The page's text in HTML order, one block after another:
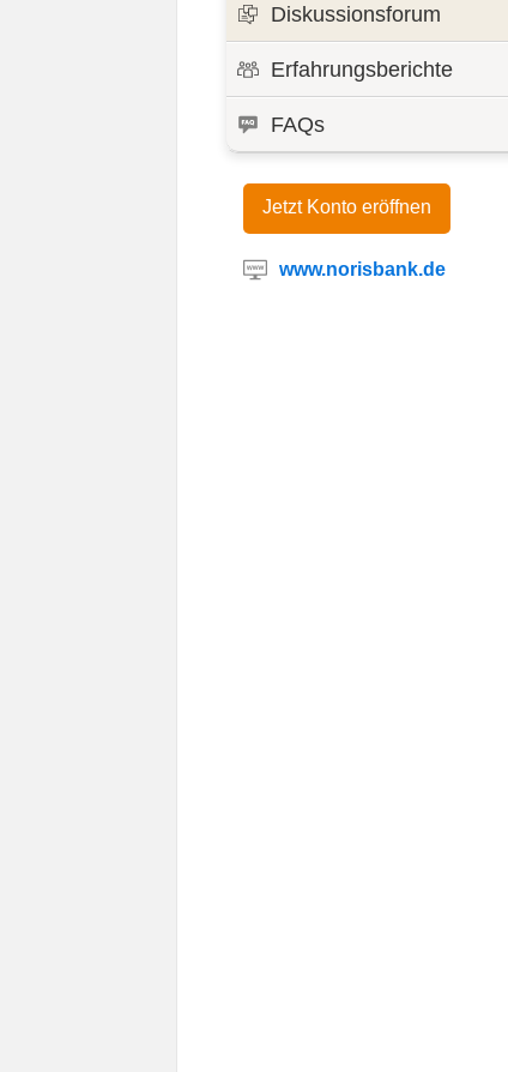
Diskussionsforum
Erfahrungsberichte
FAQs
Jetzt Konto eröffnen
www.norisbank.de